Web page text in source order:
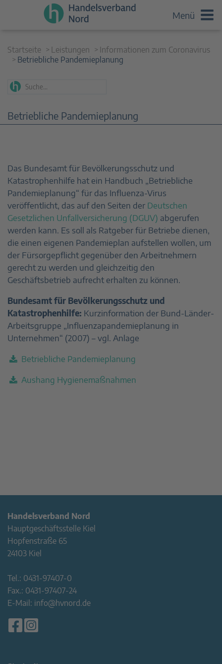
Menü
Startseite Leistungen
Informationen zum Coronavirus
Betriebliche Pandemieplanung
Betriebliche Pandemieplanung
Das Bundesamt für Bevölkerungsschutz und
Katastrophenhilfe hat ein Handbuch „Betriebliche
Pandemieplanung“ für das Influenza-Virus
veröffentlicht, das auf den Seiten der Deutschen
Gesetzlichen Unfallversicherung (DGUV) abgerufen
werden kann. Es soll als Ratgeber für Betriebe dienen,
die einen eigenen Pandemieplan aufstellen wollen, um
der Fürsorgepflicht gegenüber den Arbeitnehmern
gerecht zu werden und gleichzeitig den
Geschäftsbetrieb aufrecht erhalten zu können.
Bundesamt für Bevölkerungsschutz und
Katastrophenhilfe: Kurzinformation der Bund-Länder-
Arbeitsgruppe „Influenzapandemieplanung in
Unternehmen“ (2007) – vgl. Anlage
Betriebliche Pandemieplanung
Aushang Hygienemaßnahmen
Handelsverband Nord
Hauptgeschäftsstelle Kiel
Hopfenstraße 65
24103 Kiel
Tel.: 0431-97407-0
Fax.: 0431-97407-24
E-Mail: info@hvnord.de